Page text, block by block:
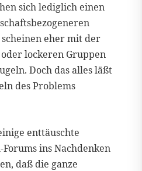
sich lediglich einen
eher mit der
lockeren Gruppen
Doch das alles läßt
des Problems
enttäuschte
ins Nachdenken
daß die ganze